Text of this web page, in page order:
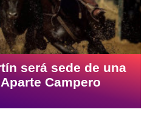
será sede de una
Campero